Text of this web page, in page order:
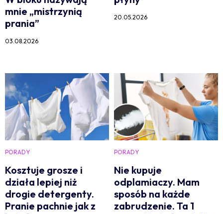
mnie „mistrzynią
prania”
03.08.2026
20.05.2026
PORADY
Kosztuje grosze i
działa lepiej niż
drogie detergenty.
Pranie pachnie jak z
PORADY
Nie kupuje
odplamiaczy. Mam
sposób na każde
zabrudzenie. Ta 1